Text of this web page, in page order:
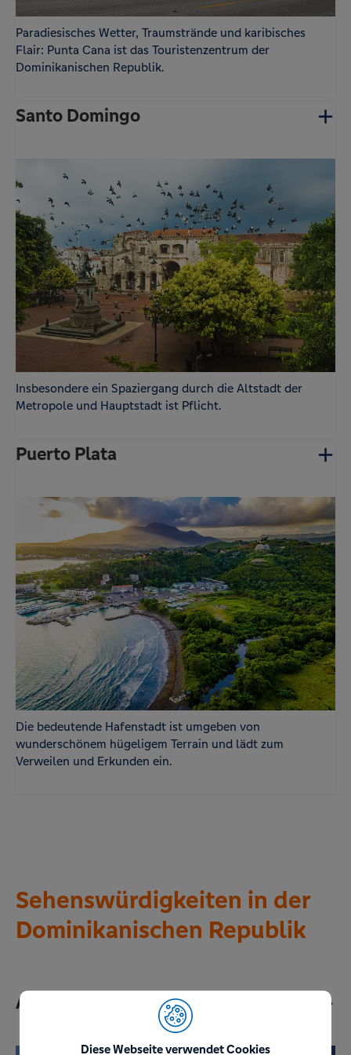
Diese Webseite verwendet Cookies
Paradiesisches Wetter, Traumstrände und karibisches
Flair: Punta Cana ist das Touristenzentrum der
Dominikanischen Republik.
Santo Domingo
Insbesondere ein Spaziergang durch die Altstadt der
Metropole und Hauptstadt ist Pflicht.
Puerto Plata
Die bedeutende Hafenstadt ist umgeben von
wunderschönem hügeligem Terrain und lädt zum
Verweilen und Erkunden ein.
Sehenswürdigkeiten in der
Dominikanischen Republik
Altos de Chavón